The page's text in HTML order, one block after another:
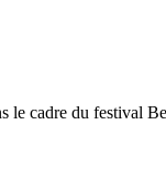
le cadre du festival